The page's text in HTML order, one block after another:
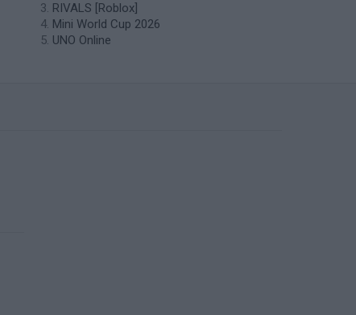
RIVALS [Roblox]
Mini World Cup 2026
UNO Online